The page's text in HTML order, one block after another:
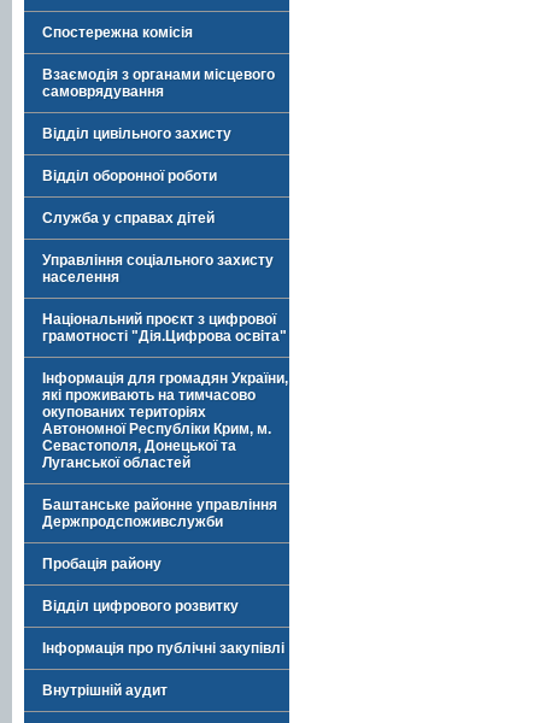
Спостережна комісія
Взаємодія з органами місцевого
самоврядування
Відділ цивільного захисту
Відділ оборонної роботи
Служба у справах дітей
Управління соціального захисту
населення
Національний проєкт з цифрової
грамотності "Дія.Цифрова освіта"
Інформація для громадян України,
які проживають на тимчасово
окупованих територіях
Автономної Республіки Крим, м.
Севастополя, Донецької та
Луганської областей
Баштанське районне управління
Держпродспоживслужби
Пробація району
Відділ цифрового розвитку
Інформація про публічні закупівлі
Внутрішній аудит